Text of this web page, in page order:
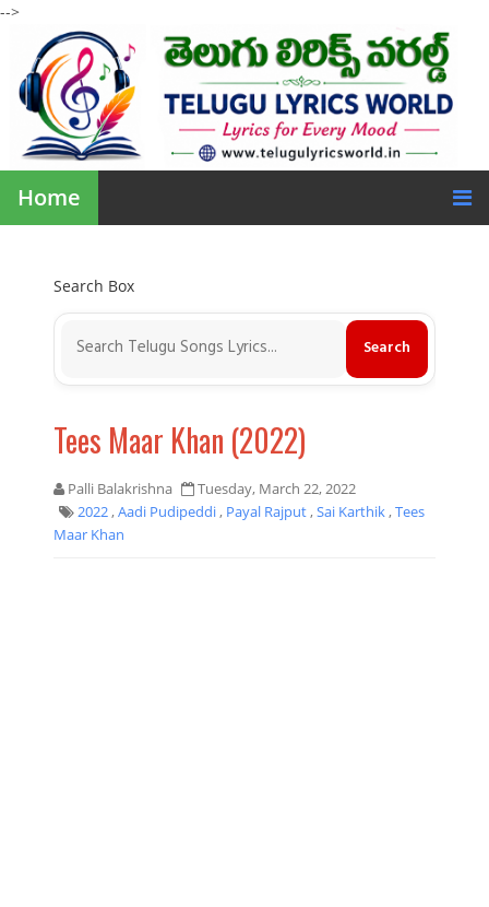
-->
Home
Search Box
Tees Maar Khan (2022)
Palli Balakrishna
Tuesday, March 22, 2022
2022,Aadi Pudipeddi, Payal Rajput,Sai Karthik,Tees
Maar Khan